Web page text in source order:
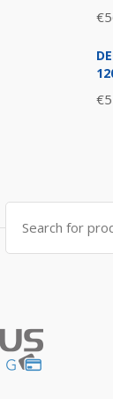
€
€
Search
for: